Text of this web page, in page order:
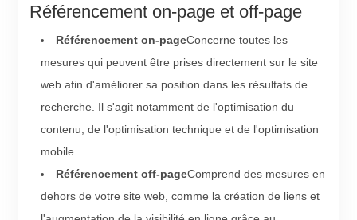
Référencement on-page et off-page
Référencement on-pageConcerne toutes les
mesures qui peuvent être prises directement sur le site
web afin d'améliorer sa position dans les résultats de
recherche. Il s'agit notamment de l'optimisation du
contenu, de l'optimisation technique et de l'optimisation
mobile.
Référencement off-pageComprend des mesures en
dehors de votre site web, comme la création de liens et